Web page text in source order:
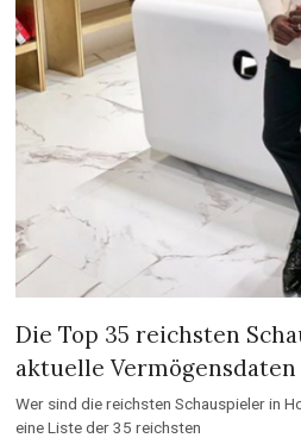
Die Top 35 reichsten
aktuelle Vermögensdaten
Wer sind die reichsten Schauspieler in
eine Liste der 35 reichsten